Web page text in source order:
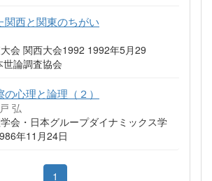
関西と関東のちがい
会 関西大会1992 1992年5月29
世論調査協会
心理と論理（２）
弘
会・日本グループダイナミックス学
年11月24日
1